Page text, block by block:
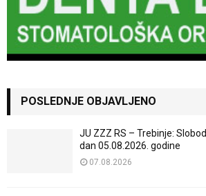
POSLEDNJE OBJAVLJENO
JU ZZZ RS – Trebinje:
dan 05.08.2026. godine
07.08.2026